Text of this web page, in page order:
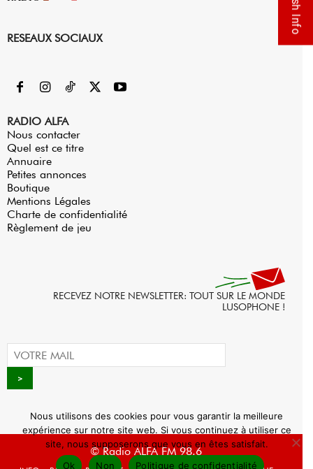
RESEAUX SOCIAUX
RADIO ALFA
Nous contacter
Quel est ce titre
Annuaire
Petites annonces
Boutique
Mentions Légales
Charte de confidentialité
Règlement de jeu
RECEVEZ NOTRE NEWSLETTER: TOUT SUR LE MONDE
LUSOPHONE !
© Radio ALFA FM 98.6
Nous utilisons des cookies pour vous garantir la meilleure
expérience sur notre site web. Si vous continuez à utiliser ce
site, nous supposerons que vous en êtes satisfait.
Ok
Non Politique de confidentialité